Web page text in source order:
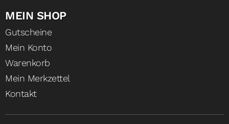
MEIN SHOP
Gutscheine
Mein Konto
Warenkorb
Mein Merkzettel
Kontakt